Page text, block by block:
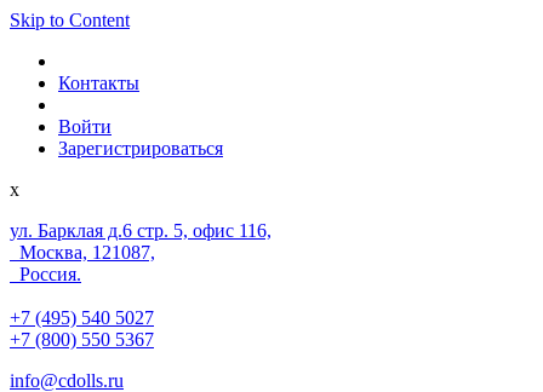
Skip to Content
Контакты
Войти
Зарегистрироваться
x
ул. Барклая д.6 стр. 5, офис 116,
Москва, 121087,
Россия.
+7 (495) 540 5027
+7 (800) 550 5367
info@cdolls.ru